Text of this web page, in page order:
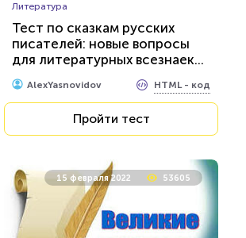
Литература
Тест по сказкам русских
писателей: новые вопросы
для литературных всезнаек...
AlexYasnovidov HTML - код
Пройти тест
15 февраля 2022 53605